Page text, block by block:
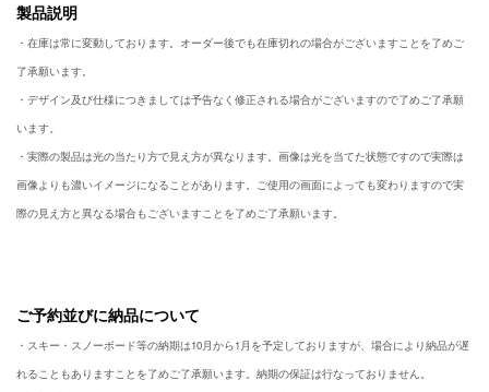
製品説明
・在庫は常に変動しております。オーダー後でも在庫切れの場合がございますことを了めご
了承願います。
・デザイン及び仕様につきましては予告なく修正される場合がございますので了めご了承願
います。
・実際の製品は光の当たり方で見え方が異なります。画像は光を当てた状態ですので実際は
画像よりも濃いイメージになることがあります。ご使用の画面によっても変わりますので実
際の見え方と異なる場合もございますことを了めご了承願います。
ご予約並びに納品について
・スキー・スノーボード等の納期は10月から1月を予定しておりますが、場合により納品が遅
れることもありますことを了めご了承願います。納期の保証は行なっておりません。